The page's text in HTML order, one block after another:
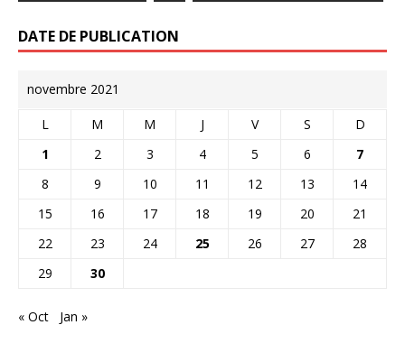
DATE DE PUBLICATION
novembre 2021
L M M J V S
D
1
2 3 4 5 6
7
8
9 10 11 12 13
14
15
16 17 18 19 20
21
22
23 24 25 26 27
28
29
30
« Oct Jan »